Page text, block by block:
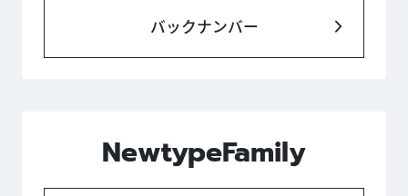
バックナンバー
NewtypeFamily